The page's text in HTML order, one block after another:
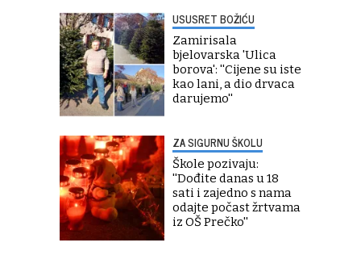
USUSRET BOŽIĆU
Zamirisala
bjelovarska 'Ulica
borova': ''Cijene su iste
kao lani, a dio drvaca
darujemo''
ZA SIGURNU ŠKOLU
Škole pozivaju:
''Dođite danas u 18
sati i zajedno s nama
odajte počast žrtvama
iz OŠ Prečko''